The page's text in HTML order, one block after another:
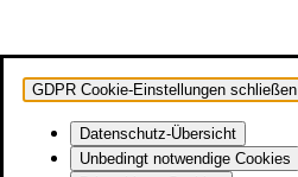
GDPR Cookie-Einstellungen schließen
Datenschutz-Übersicht
Unbedingt notwendige Cookies